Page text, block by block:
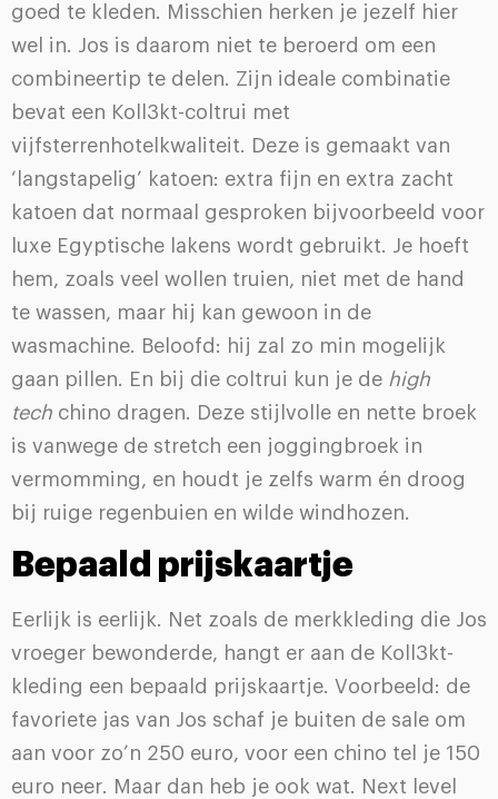
goed te kleden. Misschien herken je jezelf hier
wel in. Jos is daarom niet te beroerd om een
combineertip te delen. Zijn ideale combinatie
bevat een Koll3kt-coltrui met
vijfsterrenhotelkwaliteit. Deze is gemaakt van
‘langstapelig’ katoen: extra fijn en extra zacht
katoen dat normaal gesproken bijvoorbeeld voor
luxe Egyptische lakens wordt gebruikt. Je hoeft
hem, zoals veel wollen truien, niet met de hand
te wassen, maar hij kan gewoon in de
wasmachine. Beloofd: hij zal zo min mogelijk
gaan pillen. En bij die coltrui kun je de high
tech chino dragen. Deze stijlvolle en nette broek
is vanwege de stretch een joggingbroek in
vermomming, en houdt je zelfs warm én droog
bij ruige regenbuien en wilde windhozen.
Bepaald prijskaartje
Eerlijk is eerlijk. Net zoals de merkkleding die Jos
vroeger bewonderde, hangt er aan de Koll3kt-
kleding een bepaald prijskaartje. Voorbeeld: de
favoriete jas van Jos schaf je buiten de sale om
aan voor zo’n 250 euro, voor een chino tel je 150
euro neer. Maar dan heb je ook wat. Next level